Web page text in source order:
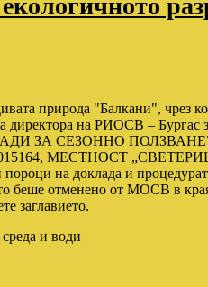
природа "Балкани", чрез
директора на РИОСВ – Бургас
ЗА СЕЗОННО ПОЛЗВАНЕ”
015164, МЕСТНОСТ
на доклада и процедурата
беше отменено от МОСВ в
заглавието.
и води